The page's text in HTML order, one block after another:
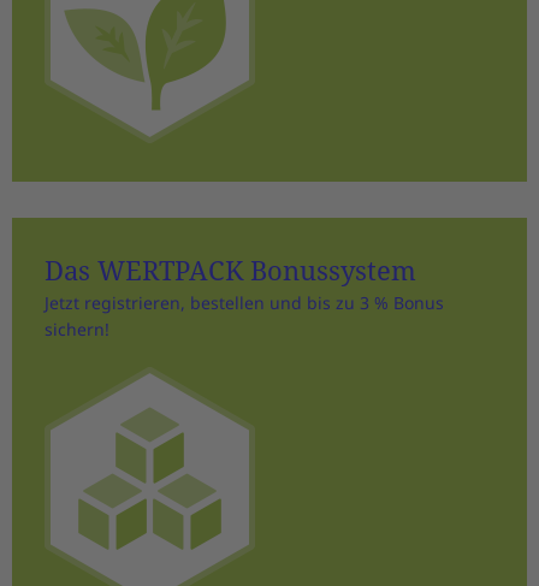
Das WERTPACK Bonussystem
Jetzt registrieren, bestellen und bis zu 3 % Bonus
sichern!